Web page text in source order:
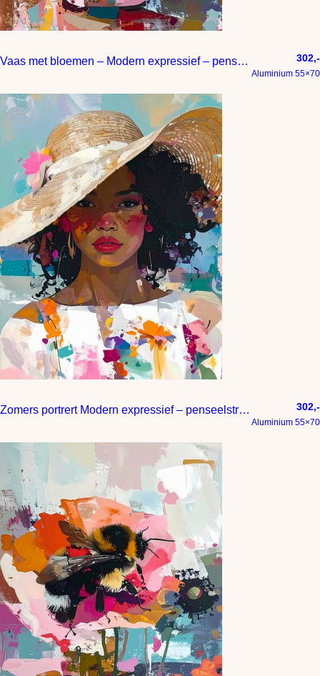
Vaas met bloemen – Modern expressief – penseelstreken en abstracte kleurige vlakken 302,-
Aluminium 55×70
Zomers portrert Modern expressief – penseelstreken en abstracte kleurige vlakken 302,-
Aluminium 55×70